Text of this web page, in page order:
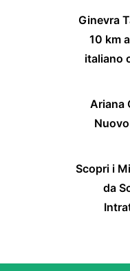
Ginevra
10 km
italiano
Ariana
Scopri i
da